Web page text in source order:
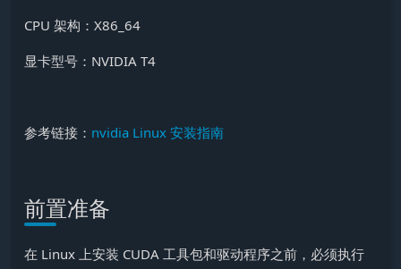
CPU 架构：X86_64
显卡型号：NVIDIA T4
参考链接： nvidia Linux 安装指南
前置准备
在 Linux 上安装 CUDA 工具包和驱动程序之前，必须执行